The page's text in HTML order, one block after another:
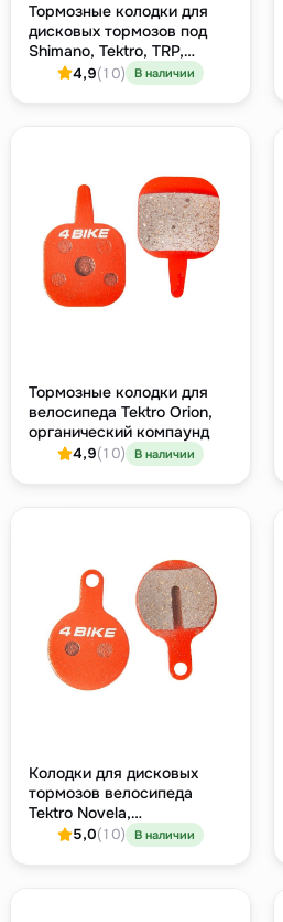
Тормозные колодки для
дисковых тормозов под
Shimano, Tektro, TRP,
полуметаллический
4,9(10) В наличии
Тормозные колодки для
велосипеда Tektro Orion,
органический компаунд
4,9(10) В наличии
Колодки для дисковых
тормозов велосипеда
Tektro Novela,
органический компаунд
5,0(10) В наличии